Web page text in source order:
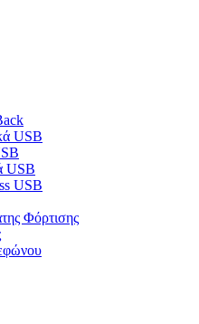
USB
USB
USB
Φόρτισης